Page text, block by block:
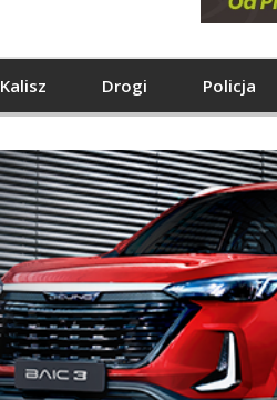
Kalisz Drogi Policja